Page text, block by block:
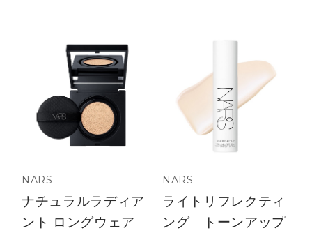
NARS
ナチュラルラディア
ント ロングウェア
NARS
ライトリフレクティ
ング トーンアップ